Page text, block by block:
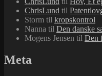
ChrisLund til
Storm til kropskontrol
Nanna til Den danske
Mogens Jensen til Den
Meta